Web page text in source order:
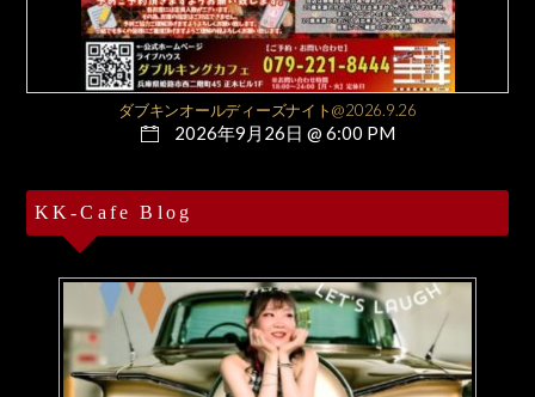
ダブキンオールディーズナイト@2026.9.26
2026年9月26日 @ 6:00 PM
KK-Cafe Blog